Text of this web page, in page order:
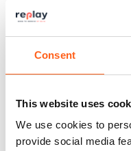
Consent
This website uses
We use cookies to
provide social media